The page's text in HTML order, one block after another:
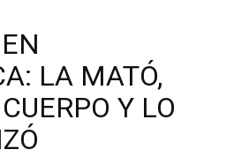
LA MATÓ,
Y LO